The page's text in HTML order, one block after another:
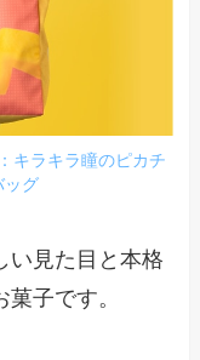
キラキラ瞳のピカチ
ッグ
い見た目と本格
子です。